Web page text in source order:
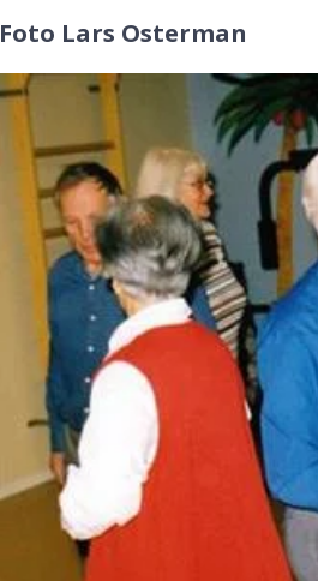
Foto Lars Osterman